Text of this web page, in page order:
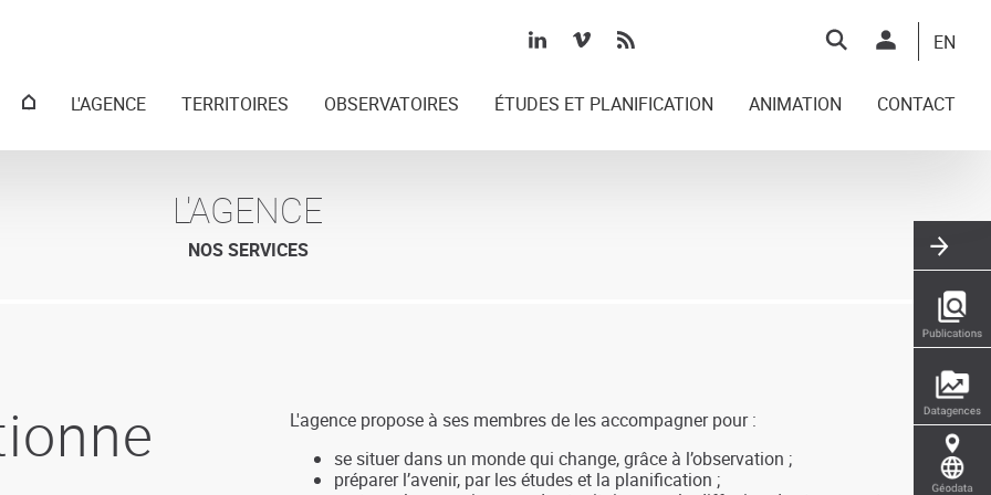
Top
EN
MenuL'AGENCE TERRITOIRES OBSERVATOIRES ÉTUDES ET PLANIFICATION ANIMATION CONTACT
L'AGENCE
NOS SERVICES
L'agence propose à ses membres de les accompagner pour :
se situer dans un monde qui change, grâce à l’observation ;
préparer l’avenir, par les études et la planification ;